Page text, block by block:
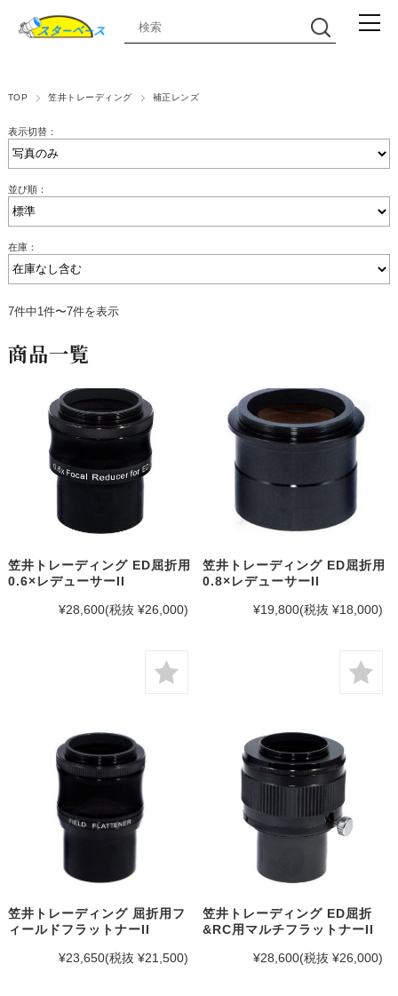
TOP 笠井トレーディング 補正レンズ
表示切替：
並び順：
在庫：
7件中1件〜7件を表示
商品一覧
笠井トレーディング ED屈折用
0.6×レデューサーII
¥28,600(税抜 ¥26,000)
笠井トレーディング ED屈折用
0.8×レデューサーII
¥19,800(税抜 ¥18,000)
笠井トレーディング 屈折用フ
ィールドフラットナーII
¥23,650(税抜 ¥21,500)
笠井トレーディング ED屈折
&RC用マルチフラットナーII
¥28,600(税抜 ¥26,000)